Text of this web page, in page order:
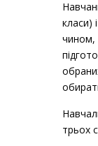
класи)
чином,
трьох